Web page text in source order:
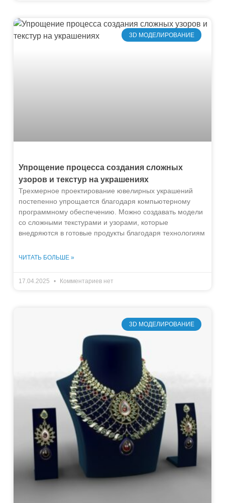
3D МОДЕЛИРОВАНИЕ
Упрощение процесса создания сложных
узоров и текстур на украшениях
Трехмерное проектирование ювелирных украшений
постепенно упрощается благодаря компьютерному
программному обеспечению. Можно создавать модели
со сложными текстурами и узорами, которые
внедряются в готовые продукты благодаря технологиям
ЧИТАТЬ БОЛЬШЕ »
17.04.2025 Комментариев нет
3D МОДЕЛИРОВАНИЕ